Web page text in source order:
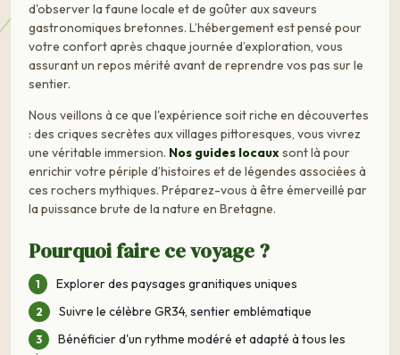
d'observer la faune locale et de goûter aux saveurs
gastronomiques bretonnes. L’hébergement est pensé pour
votre confort après chaque journée d’exploration, vous
assurant un repos mérité avant de reprendre vos pas sur le
sentier.
Nous veillons à ce que l'expérience soit riche en découvertes
: des criques secrètes aux villages pittoresques, vous vivrez
une véritable immersion. Nos guides locauxsont là pour
enrichir votre périple d’histoires et de légendes associées à
ces rochers mythiques. Préparez-vous à être émerveillé par
la puissance brute de la nature en Bretagne.
Pourquoi faire ce voyage ?
Explorer des paysages granitiques uniques
Suivre le célèbre GR34, sentier emblématique
Bénéficier d'un rythme modéré et adapté à tous les